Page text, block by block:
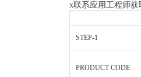
x联系应用工程师获
STEP-1
PRODUCT CODE